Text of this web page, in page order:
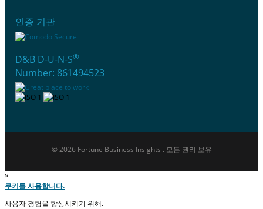
인증 기관
D&B D-U-N-S®
Number: 861494523
© 2026 Fortune Business Insights . 모든 권리 보유
×
쿠키를 사용합니다.
사용자 경험을 향상시키기 위해.